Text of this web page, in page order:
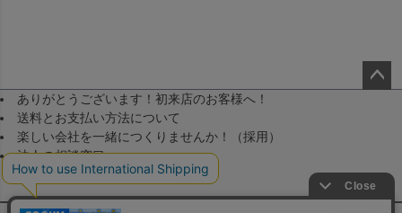
ありがとうございます！初来店のお客様へ！
送料とお支払い方法について
楽しい会社を一緒につくりませんか！（採用）
法人の相談窓口